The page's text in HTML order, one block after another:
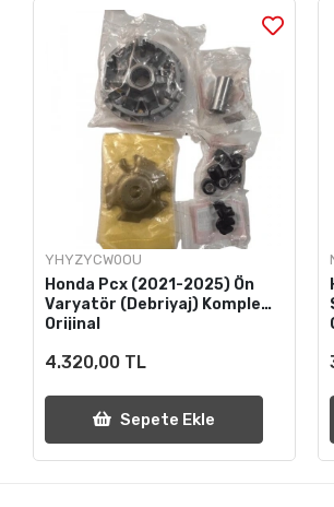
YHYZYCW0OU
Honda Pcx (2021-2025) Ön
Varyatör (Debriyaj) Komple
Orijinal
4.320,00 TL
Sepete Ekle